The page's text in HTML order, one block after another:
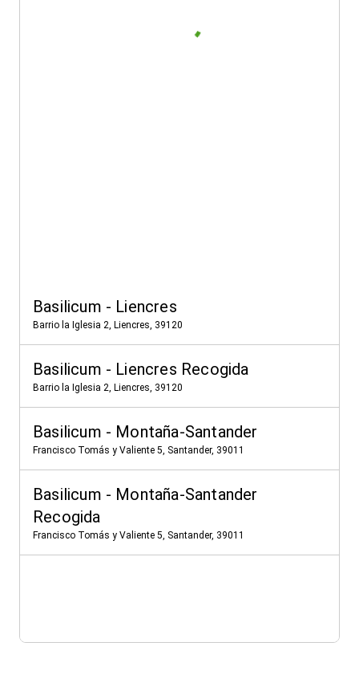
Basilicum - Liencres
Barrio la Iglesia 2, Liencres, 39120
Basilicum - Liencres Recogida
Barrio la Iglesia 2, Liencres, 39120
Basilicum - Montaña-Santander
Francisco Tomás y Valiente 5, Santander, 39011
Basilicum - Montaña-Santander
Recogida
Francisco Tomás y Valiente 5, Santander, 39011